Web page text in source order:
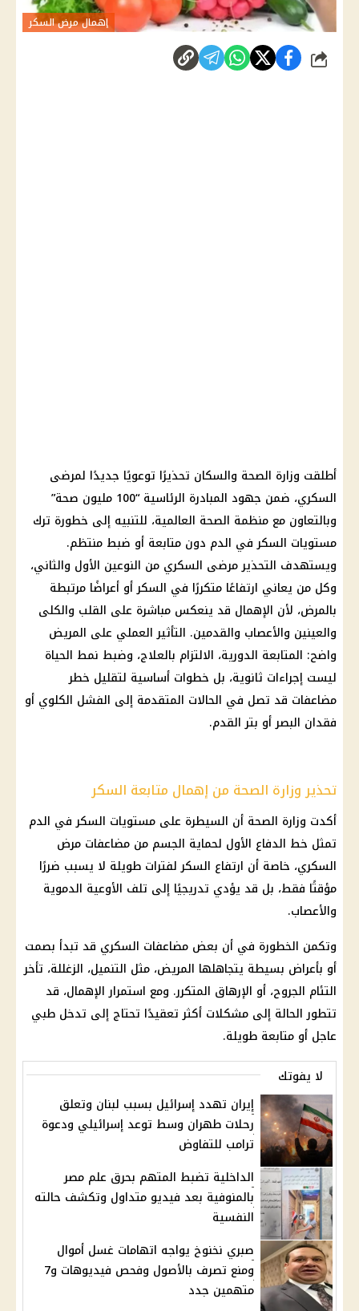
إهمال مرض السكر
شارك
أطلقت وزارة الصحة والسكان تحذيرًا توعويًا جديدًا لمرضى
السكري، ضمن جهود المبادرة الرئاسية “100 مليون صحة”
وبالتعاون مع منظمة الصحة العالمية، للتنبيه إلى خطورة ترك
مستويات السكر في الدم دون متابعة أو ضبط منتظم.
ويستهدف التحذير مرضى السكري من النوعين الأول والثاني،
وكل من يعاني ارتفاعًا متكررًا في السكر أو أعراضًا مرتبطة
بالمرض، لأن الإهمال قد ينعكس مباشرة على القلب والكلى
والعينين والأعصاب والقدمين. التأثير العملي على المريض
واضح: المتابعة الدورية، الالتزام بالعلاج، وضبط نمط الحياة
ليست إجراءات ثانوية، بل خطوات أساسية لتقليل خطر
مضاعفات قد تصل في الحالات المتقدمة إلى الفشل الكلوي أو
فقدان البصر أو بتر القدم.
تحذير وزارة الصحة من إهمال متابعة السكر
أكدت وزارة الصحة أن السيطرة على مستويات السكر في الدم
تمثل خط الدفاع الأول لحماية الجسم من مضاعفات مرض
السكري، خاصة أن ارتفاع السكر لفترات طويلة لا يسبب ضررًا
مؤقتًا فقط، بل قد يؤدي تدريجيًا إلى تلف الأوعية الدموية
والأعصاب.
وتكمن الخطورة في أن بعض مضاعفات السكري قد تبدأ بصمت
أو بأعراض بسيطة يتجاهلها المريض، مثل التنميل، الزغللة، تأخر
التئام الجروح، أو الإرهاق المتكرر. ومع استمرار الإهمال، قد
تتطور الحالة إلى مشكلات أكثر تعقيدًا تحتاج إلى تدخل طبي
عاجل أو متابعة طويلة.
لا يفوتك
إيران تهدد إسرائيل بسبب لبنان وتعلق
رحلات طهران وسط توعد إسرائيلي ودعوة
ترامب للتفاوض
الداخلية تضبط المتهم بحرق علم مصر
بالمنوفية بعد فيديو متداول وتكشف حالته
النفسية
صبري نخنوخ يواجه اتهامات غسل أموال
ومنع تصرف بالأصول وفحص فيديوهات و7
متهمين جدد